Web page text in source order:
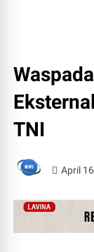
TNI
April